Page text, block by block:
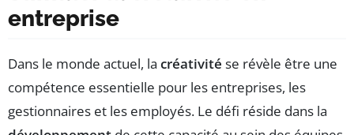
entreprise
Dans le monde actuel, la créativité se révèle être une
compétence essentielle pour les entreprises, les
gestionnaires et les employés. Le défi réside dans la